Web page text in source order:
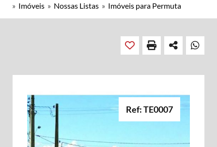
» Imóveis » Nossas Listas » Imóveis para Permuta
Ref: TE0007